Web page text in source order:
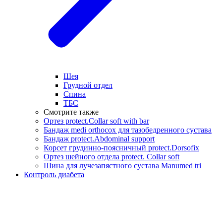
Шея
Грудной отдел
Спина
ТБС
Смотрите также
Ортез protect.Collar soft with bar
Бандаж medi orthocox для тазобедренного сустава
Бандаж protect.Abdominal support
Корсет грудинно-поясничный protect.Dorsofix
Ортез шейного отдела protect. Collar soft
Шина для лучезапястного сустава Manumed tri
Контроль диабета